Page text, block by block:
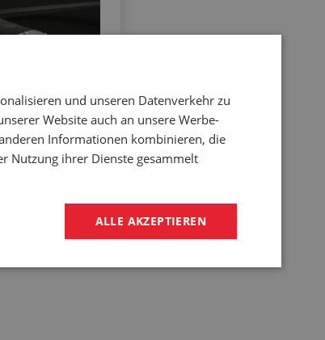
und unseren Datenverkehr zu
Website auch an unsere Werbe-
Informationen kombinieren, die
Nutzung ihrer Dienste gesammelt
ALLE AKZEPTIEREN